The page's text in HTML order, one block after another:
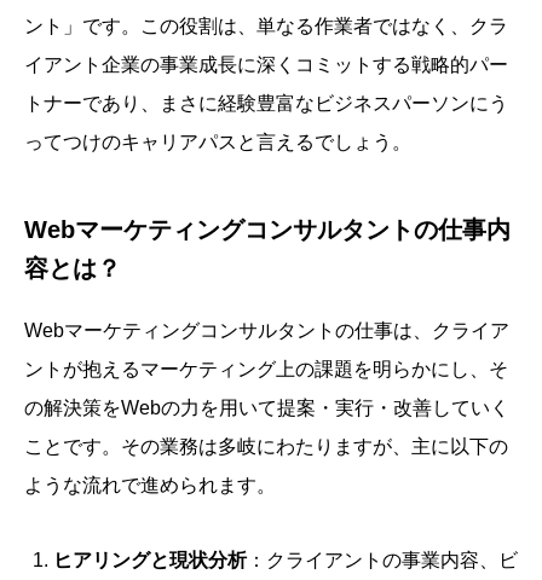
ント」です。この役割は、単なる作業者ではなく、クラ
イアント企業の事業成長に深くコミットする戦略的パー
トナーであり、まさに経験豊富なビジネスパーソンにう
ってつけのキャリアパスと言えるでしょう。
Webマーケティングコンサルタントの仕事内
容とは？
Webマーケティングコンサルタントの仕事は、クライア
ントが抱えるマーケティング上の課題を明らかにし、そ
の解決策をWebの力を用いて提案・実行・改善していく
ことです。その業務は多岐にわたりますが、主に以下の
ような流れで進められます。
ヒアリングと現状分析：クライアントの事業内容、ビ